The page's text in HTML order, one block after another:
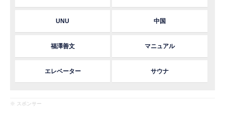
UNU 中国
福澤善文 マニュアル
エレベーター サウナ
※ スポンサー